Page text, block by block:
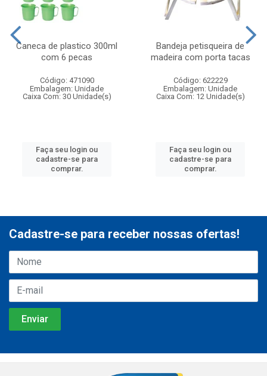
Caneca de plastico 300ml
com 6 pecas
Código: 471090
Embalagem: Unidade
Caixa Com: 30 Unidade(s)
Faça seu login ou
cadastre-se para
comprar.
Bandeja petisqueira de
madeira com porta tacas
Código: 622229
Embalagem: Unidade
Caixa Com: 12 Unidade(s)
Faça seu login ou
cadastre-se para
comprar.
Cadastre-se para receber nossas ofertas!